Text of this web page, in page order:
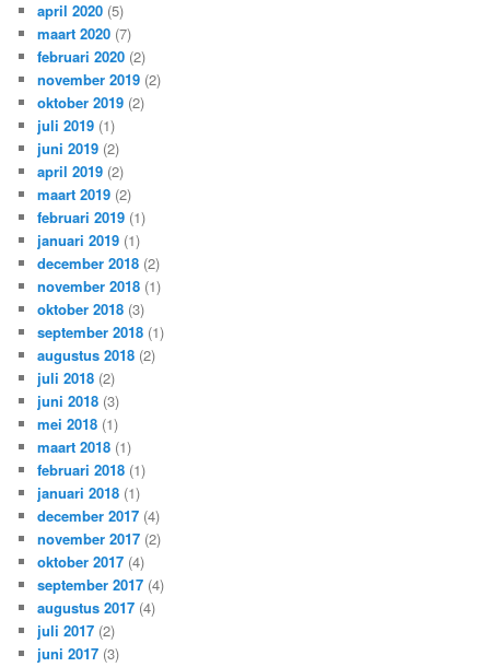
april 2020 (5)
maart 2020 (7)
februari 2020 (2)
november 2019 (2)
oktober 2019 (2)
juli 2019 (1)
juni 2019 (2)
april 2019 (2)
maart 2019 (2)
februari 2019 (1)
januari 2019 (1)
december 2018 (2)
november 2018 (1)
oktober 2018 (3)
september 2018 (1)
augustus 2018 (2)
juli 2018 (2)
juni 2018 (3)
mei 2018 (1)
maart 2018 (1)
februari 2018 (1)
januari 2018 (1)
december 2017 (4)
november 2017 (2)
oktober 2017 (4)
september 2017 (4)
augustus 2017 (4)
juli 2017 (2)
juni 2017 (3)